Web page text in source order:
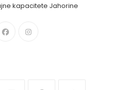
kapacitete Jahorine